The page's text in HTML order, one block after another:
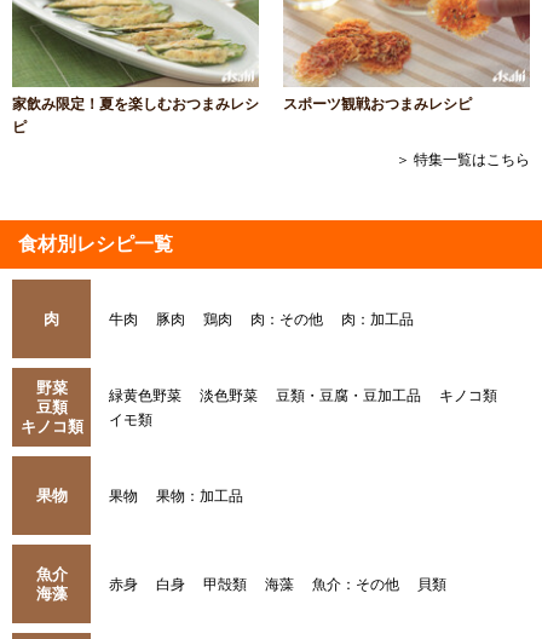
家飲み限定！夏を楽しむおつまみレシ
ピ
スポーツ観戦おつまみレシピ
＞ 特集一覧はこちら
食材別レシピ一覧
肉 牛肉 豚肉 鶏肉 肉：その他 肉：加工品
野菜
豆類
キノコ類
緑黄色野菜 淡色野菜 豆類・豆腐・豆加工品
キノコ類
イモ類
果物 果物 果物：加工品
魚介
海藻
赤身 白身 甲殻類 海藻 魚介：その他 貝類